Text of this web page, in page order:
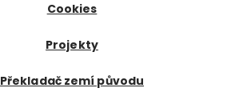
Cookies
Projekty
Překladač zemí původu